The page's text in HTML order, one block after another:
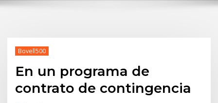
Bovell500
En un programa de
contrato de contingencia